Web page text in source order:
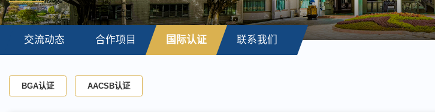
交流动态 合作项目 国际认证 联系我们
BGA认证 AACSB认证